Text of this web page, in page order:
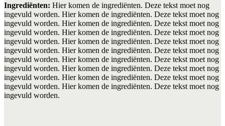
Ingrediënten: Hier komen de ingrediënten. Deze tekst moet nog
ingevuld worden. Hier komen de ingrediënten. Deze tekst moet nog
ingevuld worden. Hier komen de ingrediënten. Deze tekst moet nog
ingevuld worden. Hier komen de ingrediënten. Deze tekst moet nog
ingevuld worden. Hier komen de ingrediënten. Deze tekst moet nog
ingevuld worden. Hier komen de ingrediënten. Deze tekst moet nog
ingevuld worden. Hier komen de ingrediënten. Deze tekst moet nog
ingevuld worden. Hier komen de ingrediënten. Deze tekst moet nog
ingevuld worden. Hier komen de ingrediënten. Deze tekst moet nog
ingevuld worden. Hier komen de ingrediënten. Deze tekst moet nog
ingevuld worden.